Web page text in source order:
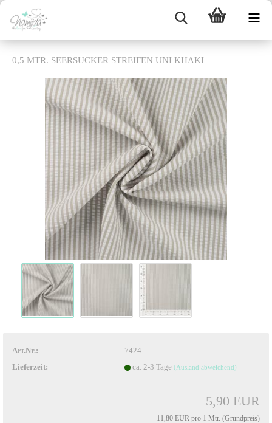
0,5 MTR. SEERSUCKER STREIFEN UNI KHAKI
Art.Nr.:
7424
Lieferzeit:
ca. 2-3 Tage (Ausland abweichend)
5,90 EUR
11,80 EUR pro 1 Mtr. (Grundpreis)